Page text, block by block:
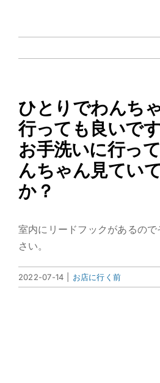
content
施設紹介
カフェメニュー
アクセス
ひとりでわんち
行っても良いで
お手洗いに行っ
んちゃん見てい
か？
室内にリードフックがあるの
さい。
2022-07-14 お店に行く前